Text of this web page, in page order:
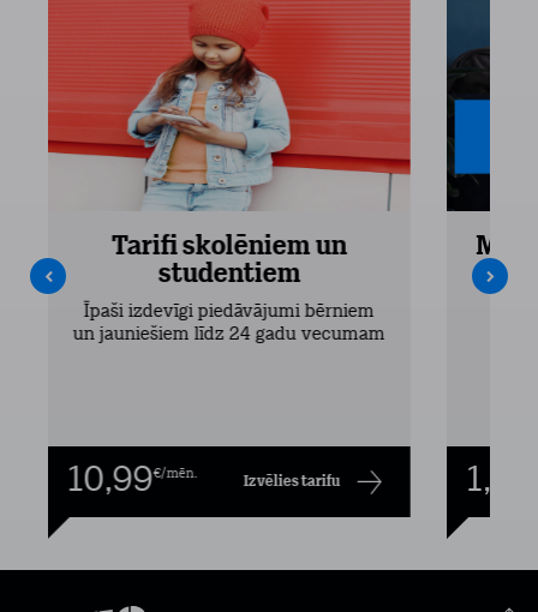
Tarifi skolēniem un
studentiem
Īpaši izdevīgi piedāvājumi bērniem
un jauniešiem līdz 24 gadu vecumam
10,99€/mēn. Izvēlies tarifu 1,00